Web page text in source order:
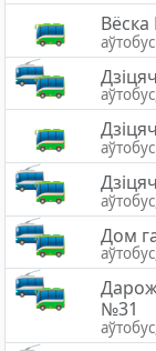
аўтобус
аўтобус
Дом
№31